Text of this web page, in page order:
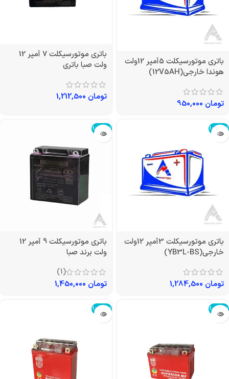
باتری موتورسیکلت 5آمپر 12ولت
هوندا خارجی(12V5AH)
تومان
باتری موتورسیکلت 7 آمپر 12
ولت صبا باتری
تومان
تمام شد!
باتری موتورسیکلت 3آمپر 12ولت
خارجی(YB3L-BS)
تومان
تمام شد!
باتری موتورسیکلت 9 آمپر 12
ولت برند صبا
(1)
تومان
تمام شد! تمام شد!